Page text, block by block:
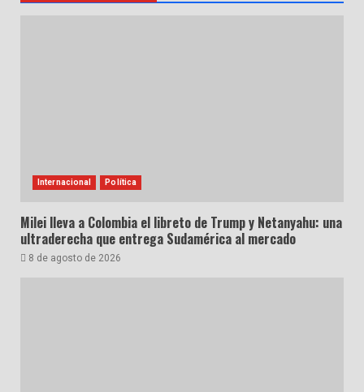
Internacional Política
Milei lleva a Colombia el libreto de Trump y Netanyahu: una
ultraderecha que entrega Sudamérica al mercado
8 de agosto de 2026